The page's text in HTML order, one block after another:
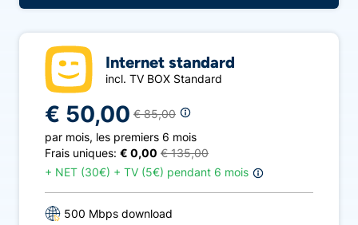
Internet standard
incl. TV BOX Standard
€ 50,00 € 85,00
par mois, les premiers 6 mois
Frais uniques: € 0,00 € 135,00
+ NET (30€) + TV (5€) pendant 6 mois
500 Mbps download